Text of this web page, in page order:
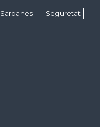
Sardanes Seguretat